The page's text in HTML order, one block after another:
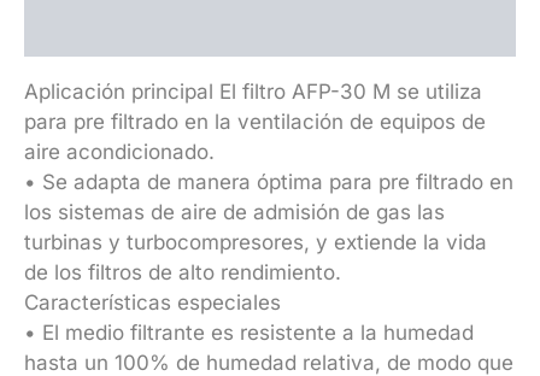
Aplicación principal El filtro AFP-30 M se utiliza
para pre filtrado en la ventilación de equipos de
aire acondicionado.
• Se adapta de manera óptima para pre filtrado en
los sistemas de aire de admisión de gas las
turbinas y turbocompresores, y extiende la vida
de los filtros de alto rendimiento.
Características especiales
• El medio filtrante es resistente a la humedad
hasta un 100% de humedad relativa, de modo que